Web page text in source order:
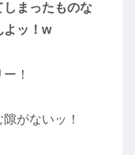
まったものな
よッ！w
！
がないッ！